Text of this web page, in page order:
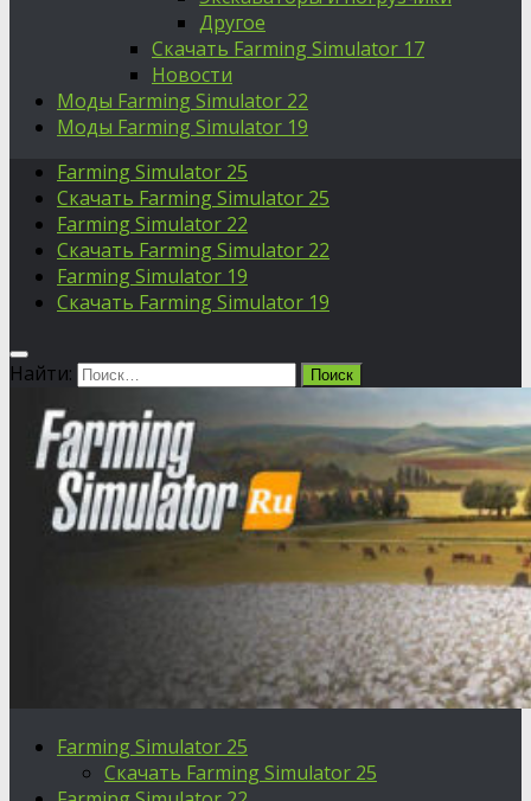
Другое
Скачать Farming Simulator 17
Новости
Моды Farming Simulator 22
Моды Farming Simulator 19
Farming Simulator 25
Скачать Farming Simulator 25
Farming Simulator 22
Скачать Farming Simulator 22
Farming Simulator 19
Скачать Farming Simulator 19
Найти:
Farming Simulator 25
Скачать Farming Simulator 25